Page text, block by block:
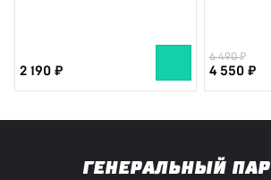
2 190
6 490
4 550
ГЕНЕРАЛЬНЫЙ